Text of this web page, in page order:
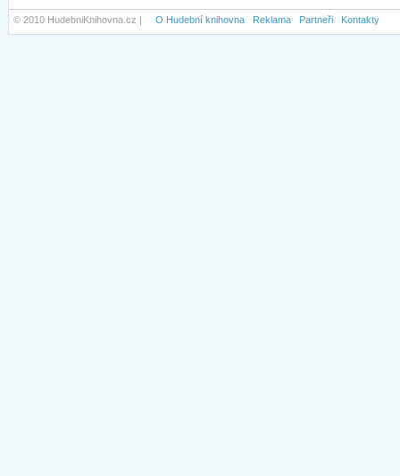
© 2010 HudebniKnihovna.cz | O Hudební knihovna Reklama Partneři Kontakty